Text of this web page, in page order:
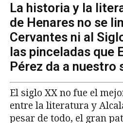
La historia y la
de Henares no se
Cervantes ni al
las pinceladas que
Pérez da a nuestro
El siglo XX no fue el
entre la literatura y
pesar de todo, el gran